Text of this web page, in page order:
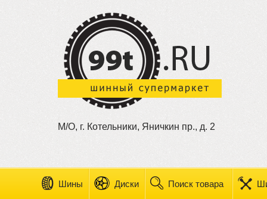
М/О, г. Котельники, Яничкин пр., д. 2
Шины Диски Поиск товара